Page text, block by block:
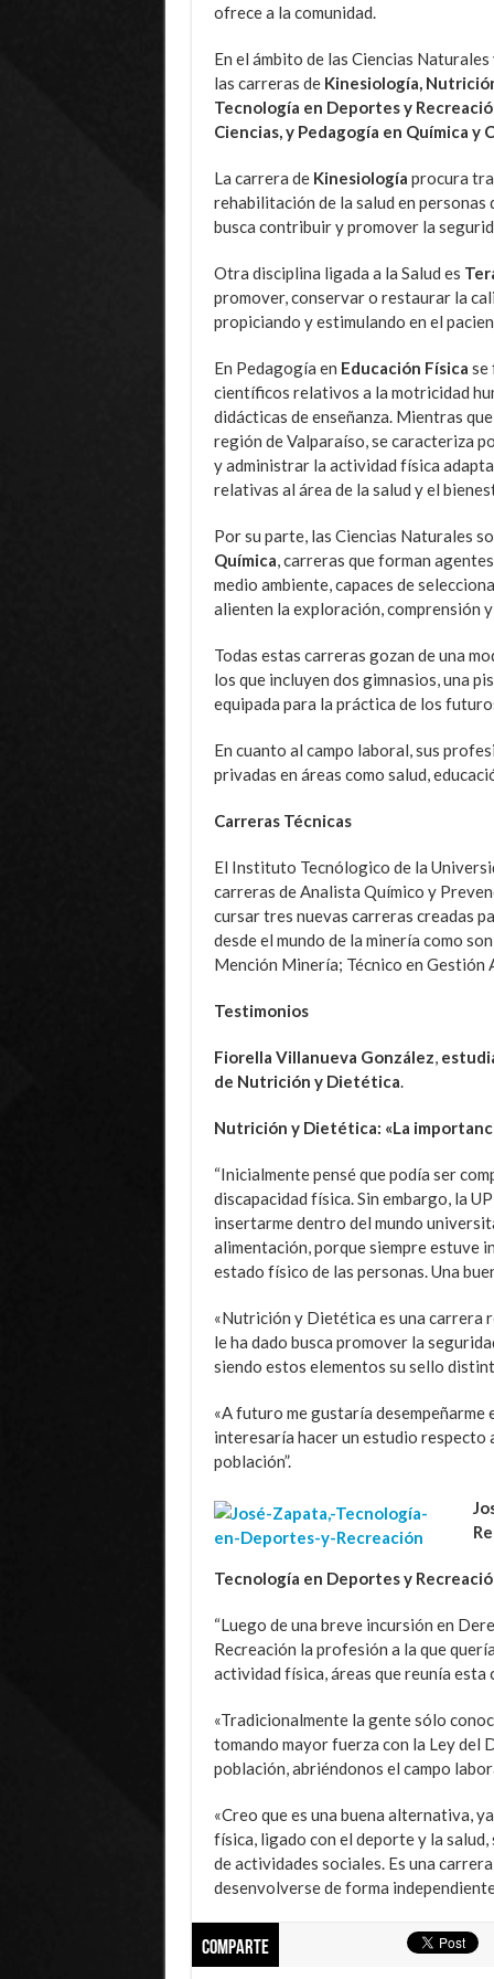
ofrece a la comunidad.
En el ámbito de las Ciencias
las carreras de Kinesiología,
Tecnología en Deportes y
Ciencias, y Pedagogía en Química y
La carrera de Kinesiología procura
rehabilitación de la salud en personas
busca contribuir y promover la
Otra disciplina ligada a la Salud es
promover, conservar o restaurar la
propiciando y estimulando en el
En Pedagogía en Educación Física se
científicos relativos a la motricidad
didácticas de enseñanza. Mientras
región de Valparaíso, se caracteriza
y administrar la actividad física
relativas al área de la salud y el
Por su parte, las Ciencias Naturales
Química, carreras que forman
medio ambiente, capaces de
alienten la exploración, comprensión
Todas estas carreras gozan de una
los que incluyen dos gimnasios, una
equipada para la práctica de los
En cuanto al campo laboral, sus
privadas en áreas como salud,
Carreras Técnicas
El Instituto Tecnólogico de la
carreras de Analista Químico y
cursar tres nuevas carreras creadas
desde el mundo de la minería como
Mención Minería; Técnico en Gestión
Testimonios
Fiorella Villanueva González,
de Nutrición y Dietética.
Nutrición y Dietética: «La
“Inicialmente pensé que podía ser
discapacidad física. Sin embargo, la
insertarme dentro del mundo
alimentación, porque siempre estuve
estado físico de las personas. Una
«Nutrición y Dietética es una carrera
le ha dado busca promover la
siendo estos elementos su sello
«A futuro me gustaría desempeñarme
interesaría hacer un estudio respecto
población”.
Tecnología en Deportes y
“Luego de una breve incursión en
Recreación la profesión a la que
actividad física, áreas que reunía esta
«Tradicionalmente la gente sólo
tomando mayor fuerza con la Ley del
población, abriéndonos el campo
«Creo que es una buena alternativa,
física, ligado con el deporte y la
de actividades sociales. Es una
desenvolverse de forma
Comparte